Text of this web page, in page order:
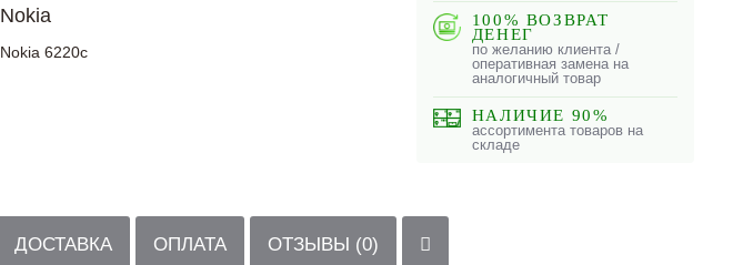
Nokia
Nokia 6220c
100% ВОЗВРАТ
ДЕНЕГ
по желанию клиента /
оперативная замена на
аналогичный товар
НАЛИЧИЕ 90%
ассортимента товаров на
складе
ДОСТАВКА ОПЛАТА ОТЗЫВЫ (0)